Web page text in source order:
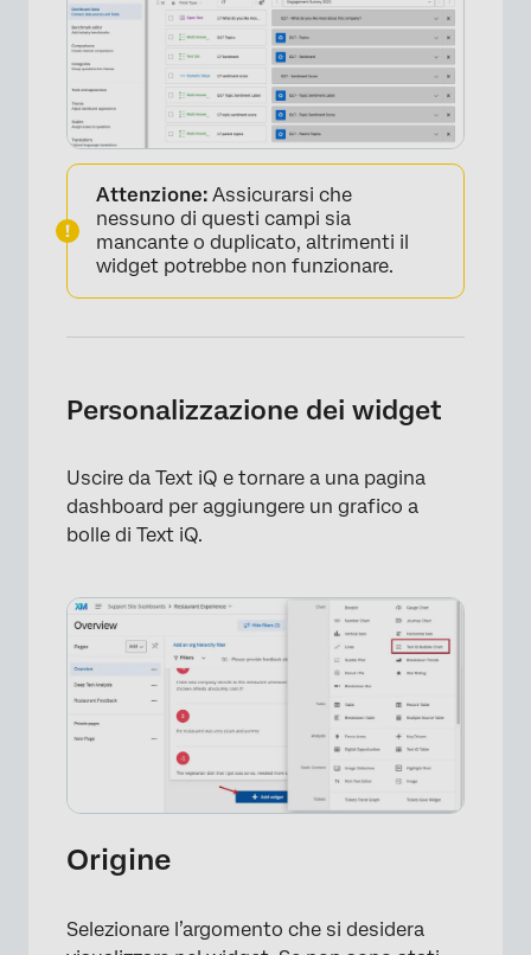
×
Attenzione: Assicurarsi che
nessuno di questi campi sia
mancante o duplicato, altrimenti il
widget potrebbe non funzionare.
Personalizzazione dei widget
Uscire da Text iQ e tornare a una pagina
dashboard per aggiungere un grafico a
bolle di Text iQ.
Origine
Selezionare l’argomento che si desidera